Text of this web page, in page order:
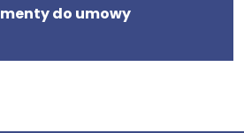
do umowy